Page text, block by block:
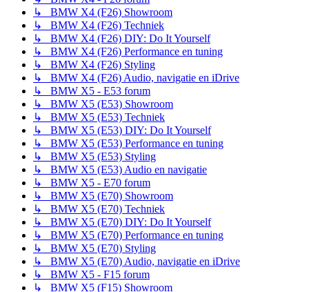
↳ BMW X4 (F26) Showroom
↳ BMW X4 (F26) Techniek
↳ BMW X4 (F26) DIY: Do It Yourself
↳ BMW X4 (F26) Performance en tuning
↳ BMW X4 (F26) Styling
↳ BMW X4 (F26) Audio, navigatie en iDrive
↳ BMW X5 - E53 forum
↳ BMW X5 (E53) Showroom
↳ BMW X5 (E53) Techniek
↳ BMW X5 (E53) DIY: Do It Yourself
↳ BMW X5 (E53) Performance en tuning
↳ BMW X5 (E53) Styling
↳ BMW X5 (E53) Audio en navigatie
↳ BMW X5 - E70 forum
↳ BMW X5 (E70) Showroom
↳ BMW X5 (E70) Techniek
↳ BMW X5 (E70) DIY: Do It Yourself
↳ BMW X5 (E70) Performance en tuning
↳ BMW X5 (E70) Styling
↳ BMW X5 (E70) Audio, navigatie en iDrive
↳ BMW X5 - F15 forum
↳ BMW X5 (F15) Showroom